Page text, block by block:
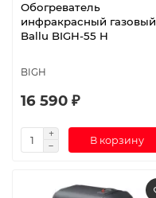
Обогреватель
инфракрасный газовый
Ballu BIGH-55 H
BIGH
16 590 ₽
В корзину